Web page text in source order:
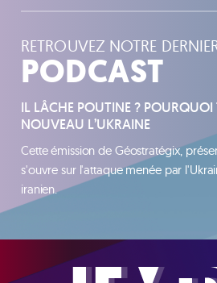
RETROUVEZ NOTRE
PODCAST
IL LÂCHE POUTINE ?
NOUVEAU L’UKRAINE
Cette émission de Géostratégix,
s'ouvre sur l'attaque menée par
iranien.